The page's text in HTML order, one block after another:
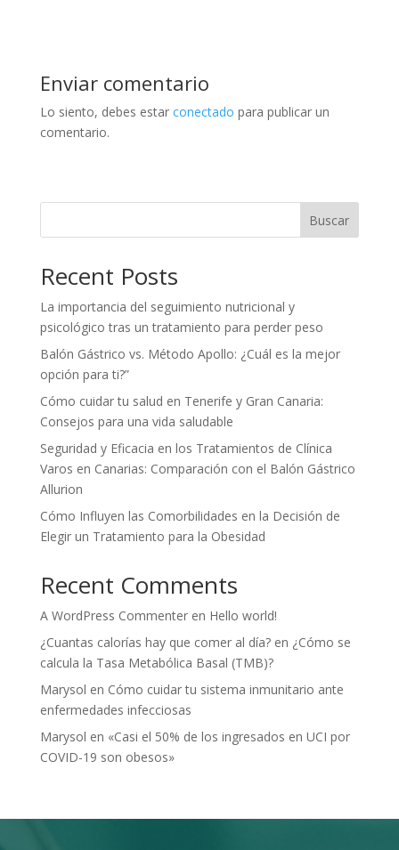
Enviar comentario
Lo siento, debes estar conectado para publicar un
comentario.
Buscar
Recent Posts
La importancia del seguimiento nutricional y
psicológico tras un tratamiento para perder peso
Balón Gástrico vs. Método Apollo: ¿Cuál es la mejor
opción para ti?”
Cómo cuidar tu salud en Tenerife y Gran Canaria:
Consejos para una vida saludable
Seguridad y Eficacia en los Tratamientos de Clínica
Varos en Canarias: Comparación con el Balón Gástrico
Allurion
Cómo Influyen las Comorbilidades en la Decisión de
Elegir un Tratamiento para la Obesidad
Recent Comments
A WordPress Commenteren Hello world!
¿Cuantas calorías hay que comer al día?en ¿Cómo se
calcula la Tasa Metabólica Basal (TMB)?
Marysol en Cómo cuidar tu sistema inmunitario ante
enfermedades infecciosas
Marysol en «Casi el 50% de los ingresados en UCI por
COVID-19 son obesos»